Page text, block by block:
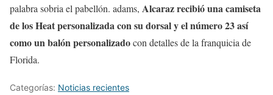
palabra sobria el pabellón. adams, Alcaraz recibió una camiseta
de los Heat personalizada con su dorsal y el número 23 así
como un balón personalizadocon detalles de la franquicia de
Florida.
Categorías: Noticias recientes